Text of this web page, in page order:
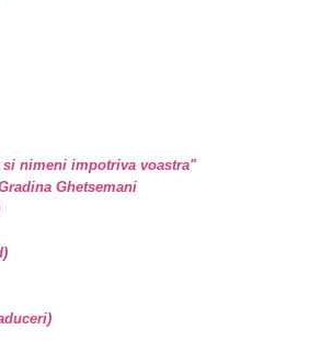
nimeni impotriva voastra"
Ghetsemani